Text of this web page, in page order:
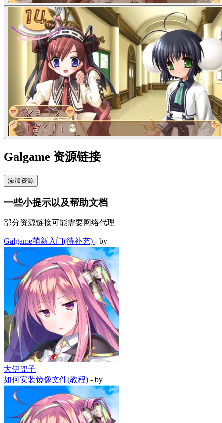
Galgame 资源链接
添加资源
一些小提示以及帮助文档
部分资源链接可能需要网络代理
Galgame萌新入门(待补充) - by
大伊兜子
如何安装镜像文件(教程) - by